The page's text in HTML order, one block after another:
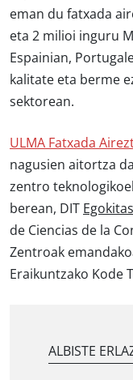
eman du fatxada
eta 2 milioi inguru
Espainian,
kalitate eta berme
sektorean.
ULMA Fatxada
nagusien aitortza
zentro
berean, DIT
de Ciencias de la
Zentroak
Eraikuntzako Kode
ALBISTE